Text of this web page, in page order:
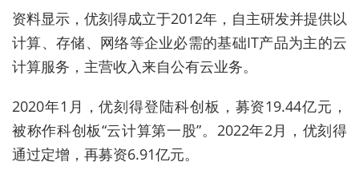
资料显示 ，优刻得成立于2012年，自主研发并提供以
计算、存储、网络等企业必需的基础IT产品为主的云
计算服务， 主营收入来自公有云业务。
2020年1月 ，优刻得登陆科创板，募资19.44亿元，
被称作科创板“云计算第一股”。2022年2月 ，优刻得
通过定增， 再募资6.91亿元。